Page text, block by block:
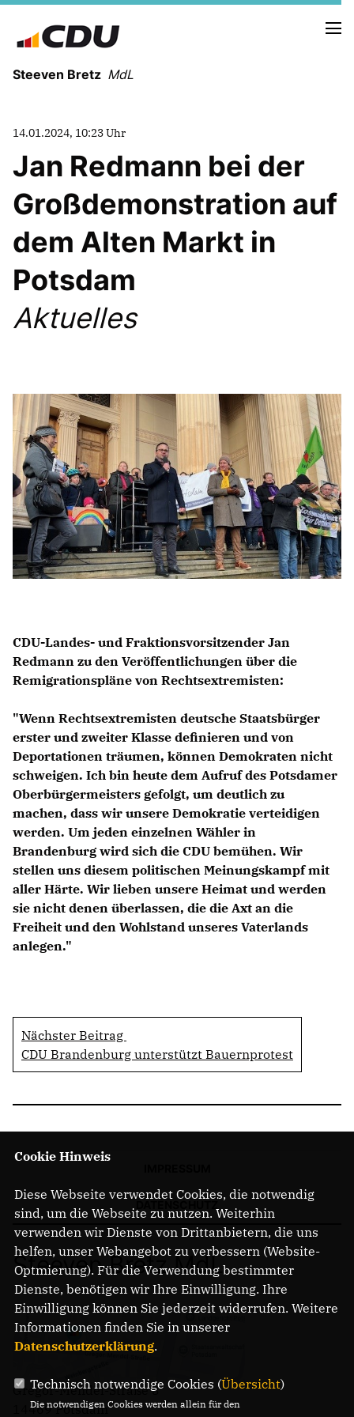
Steeven Bretz MdL
VITA
WAHLKREISBESUCHE
PRESSEFOTOS
MEIN BÜRGERBÜRO
CDU Deutschland
CDU Fraktion im Brandenburger Landtag
CDU Brandenburg
CDU Potsdam
14.01.2024, 10:23 Uhr
Jan Redmann bei der
Großdemonstration auf
dem Alten Markt in
Potsdam
Aktuelles
CDU-Landes- und Fraktionsvorsitzender Jan
Redmann zu den Veröffentlichungen über die
Remigrationspläne von Rechtsextremisten:
"Wenn Rechtsextremisten deutsche Staatsbürger
erster und zweiter Klasse definieren und von
Deportationen träumen, können Demokraten nicht
schweigen. Ich bin heute dem Aufruf des Potsdamer
Oberbürgermeisters gefolgt, um deutlich zu
machen, dass wir unsere Demokratie verteidigen
werden. Um jeden einzelnen Wähler in
Brandenburg wird sich die CDU bemühen. Wir
stellen uns diesem politischen Meinungskampf mit
aller Härte. Wir lieben unsere Heimat und werden
sie nicht denen überlassen, die die Axt an die
Freiheit und den Wohlstand unseres Vaterlands
anlegen."
Nächster Beitrag
CDU Brandenburg unterstützt Bauernprotest
Steeven Bretz MdL
Gregor-Mendel-Straße 3
14469 Potsdam
Cookie Hinweis
Diese Webseite verwendet Cookies, die notwendig
sind, um die Webseite zu nutzen. Weiterhin
verwenden wir Dienste von Drittanbietern, die uns
helfen, unser Webangebot zu verbessern (Website-
Optmierung). Für die Verwendung bestimmter
Dienste, benötigen wir Ihre Einwilligung. Ihre
Einwilligung können Sie jederzeit widerrufen. Weitere
Informationen finden Sie in unserer
Datenschutzerklärung.
Technisch notwendige Cookies (Übersicht)
Die notwendigen Cookies werden allein für den